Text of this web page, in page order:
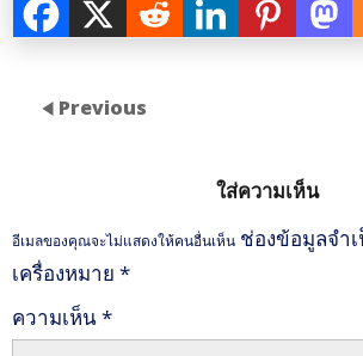
Previous
ใส่ความเห็น
อีเมลของคุณจะไม่แสดงให้คนอื่นเห็น ช่องข้อมูลจำ
เครื่องหมาย *
ความเห็น*